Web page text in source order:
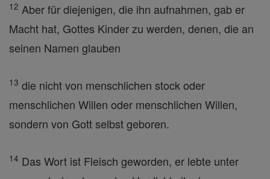
12 Aber für diejenigen, die ihn aufnahmen, gab er
Macht hat, Gottes Kinder zu werden, denen, die an
seinen Namen glauben
13 die nicht von menschlichen stock oder
menschlichen Willen oder menschlichen Willen,
sondern von Gott selbst geboren.
14 Das Wort ist Fleisch geworden, er lebte unter